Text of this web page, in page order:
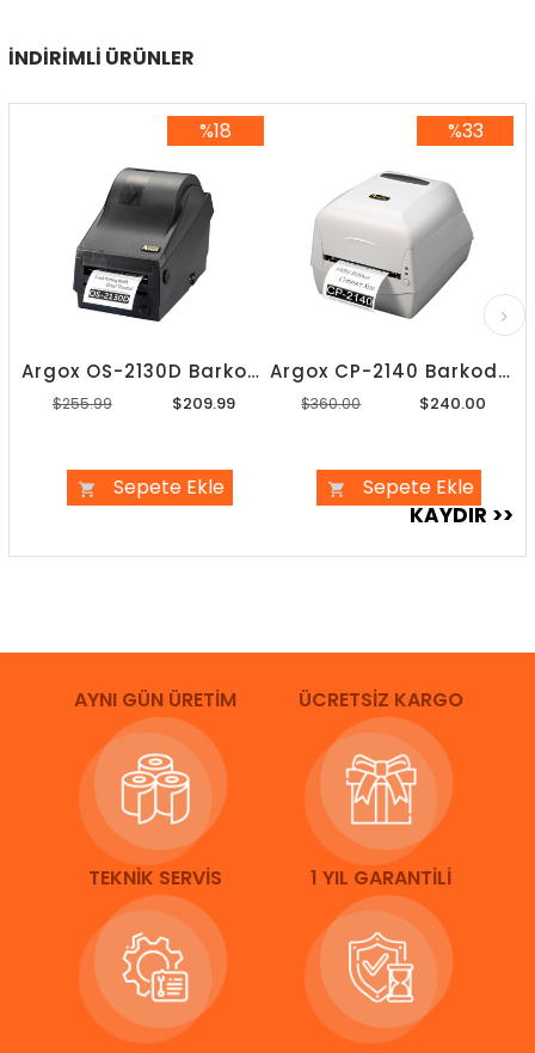
İNDIRIMLI ÜRÜNLER
Argox OS-2130D Barkod Yazıcı
$209.99
$255.99
Sepete Ekle
%18
Argox CP-2140 Barkod Yazıcı
$240.00
$360.00
Sepete Ekle
%33
AYNI GÜN ÜRETİM ÜCRETSİZ KARGO
TEKNİK SERVİS 1 YIL GARANTİLİ